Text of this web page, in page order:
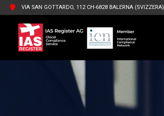
VIA SAN GOTTARDO, 112 CH-6828 BALERNA (SVIZZERA)